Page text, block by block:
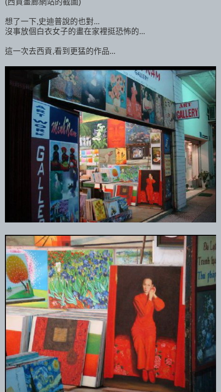
(西貢畫廊網站的截圖)
想了一下,史迪普說的也對...
沒事放個白衣女子的畫在家裡挺恐怖的...
這一次去西貢,看到更猛的作品...